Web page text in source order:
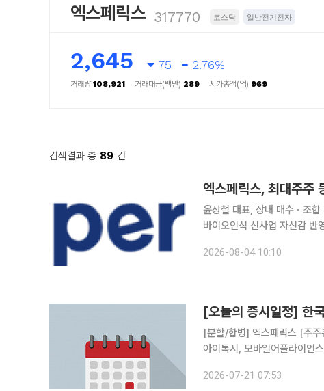
엑스페릭스 317770 코스닥 일반전기전자
2,645 75 2.76%
거래량108,921 거래대금(백만) 289 시가총액(억) 969
검색결과 총 89 건
윤상철 대표, 장내 매수ㆍ조
바이오인식 신사업 자신감 반영 엑스페릭스의 최대주주 및 주요 경영진이 장내 매수 등을 통해
엑스페릭스 최대주주인 윤상
2026-08-04 10:10
[오늘의 증시일정] 한
[분할/합병] 엑스페릭스 [주주총회] 노을, 한국유니온제약, 다보링크, 신풍 [불성실공시법인지정]
아이톡시, 모바일어플라이언스
2026-07-21 07:53